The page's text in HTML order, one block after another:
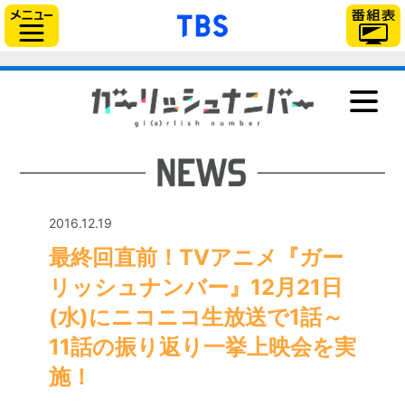
「TBSテレビ」トップ
NEWS
ONAIR
STAFF＆CAST
Blu-ray＆DVD
GOODS
MUSIC
2016.12.19
最終回直前！TVアニメ『ガー
リッシュナンバー』12月21日
(水)にニコニコ生放送で1話～
11話の振り返り一挙上映会を実
施！